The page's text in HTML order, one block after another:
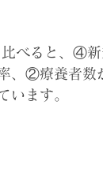
べると、④
、②療養者数
います。